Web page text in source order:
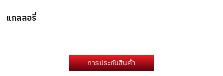
แกลลอรี่
การประกันสินค้า